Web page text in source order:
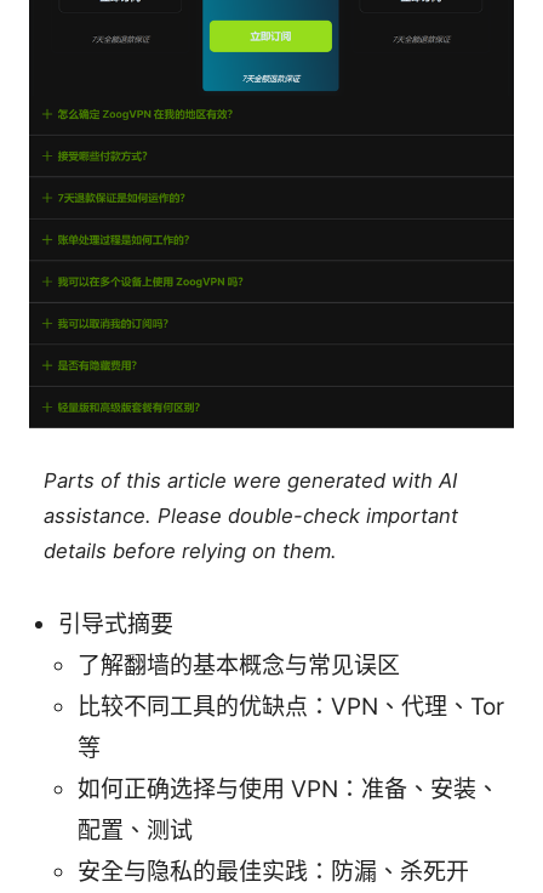
Parts of this article were generated with AI
assistance. Please double-check important
details before relying on them.
引导式摘要
了解翻墙的基本概念与常见误区
比较不同工具的优缺点：VPN、代理、Tor
等
如何正确选择与使用 VPN：准备、安装、
配置、测试
安全与隐私的最佳实践：防漏、杀死开